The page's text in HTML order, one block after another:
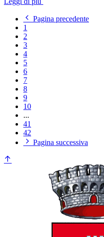
Pagina precedente
1
2
3
4
5
6
7
8
9
10
...
41
42
Pagina successiva